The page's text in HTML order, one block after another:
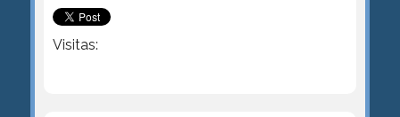
Visitas: